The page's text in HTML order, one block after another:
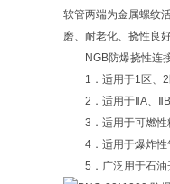
软管两端为金属螺纹
磨、耐老化、挠性良
NGB防爆挠性连
1．适用于1区、2
2．适用于ⅡA、ⅡB
3．适用于可燃性
4．适用于爆炸性
5．广泛用于石油开